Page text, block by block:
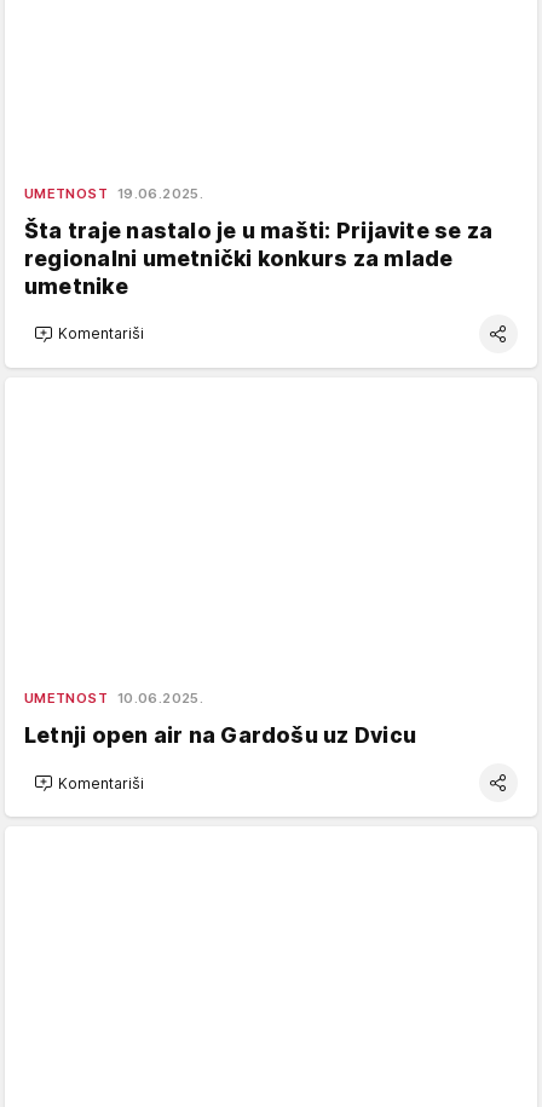
UMETNOST 19.06.2025.
Šta traje nastalo je u mašti: Prijavite se za
regionalni umetnički konkurs za mlade
umetnike
Komentariši
UMETNOST 10.06.2025.
Letnji open air na Gardošu uz Dvicu
Komentariši